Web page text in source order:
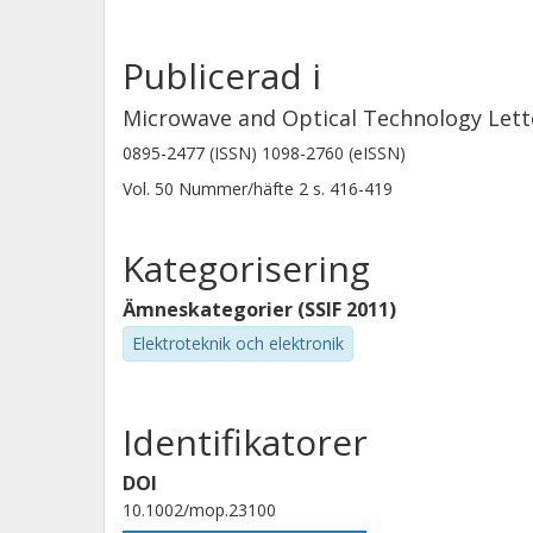
Publicerad i
Microwave and Optical Technology
0895-2477 (ISSN) 1098-2760 (eISSN)
Vol. 50 Nummer/häfte 2 s. 416-419
Kategorisering
Ämneskategorier (SSIF 2011)
Elektroteknik och elektronik
Identifikatorer
DOI
10.1002/mop.23100